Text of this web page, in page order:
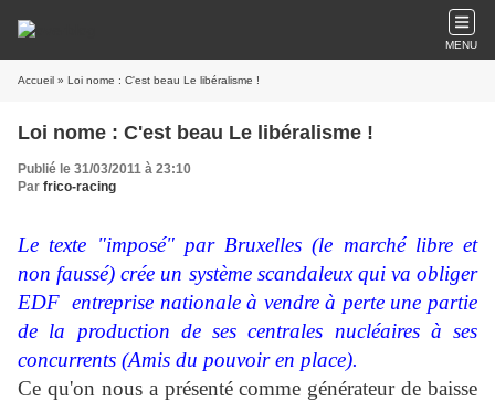
MENU
Accueil » Loi nome : C'est beau Le libéralisme !
Loi nome : C'est beau Le libéralisme !
Publié le 31/03/2011 à 23:10
Par frico-racing
Le texte "imposé" par Bruxelles (le marché libre et
non faussé) crée un système scandaleux qui va obliger
EDF entreprise nationale à vendre à perte une partie
de la production de ses centrales nucléaires à ses
concurrents (Amis du pouvoir en place).
Ce qu'on nous a présenté comme générateur de baisse